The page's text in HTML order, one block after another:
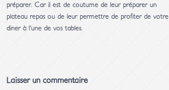
préparer. Car il est de coutume de leur préparer un
plateau repas ou de leur permettre de profiter de votre
diner à l’une de vos tables.
Laisser un commentaire